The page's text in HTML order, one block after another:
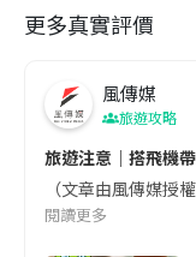
更多真實評價
風傳媒
旅遊攻略
旅遊注意｜搭飛機
（文章由風傳媒
閱讀更多